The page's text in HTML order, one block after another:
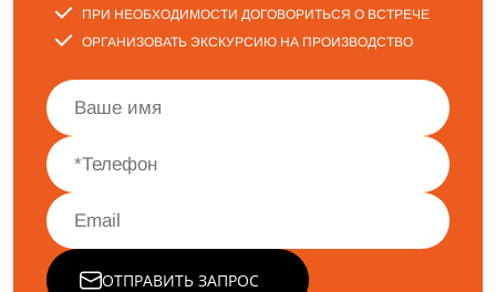
ПРИ НЕОБХОДИМОСТИ ДОГОВОРИТЬСЯ О ВСТРЕЧЕ
ОРГАНИЗОВАТЬ ЭКСКУРСИЮ НА ПРОИЗВОДСТВО
ОТПРАВИТЬ ЗАПРОС